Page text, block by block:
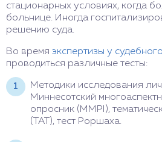
стационарных условиях, когда
больнице. Иногда
решению суда.
Во время экспертизы у
проводиться различные тесты:
Методики исследования
Миннесотский
опросник (MMPI),
(ТАТ), тест Роршаха.